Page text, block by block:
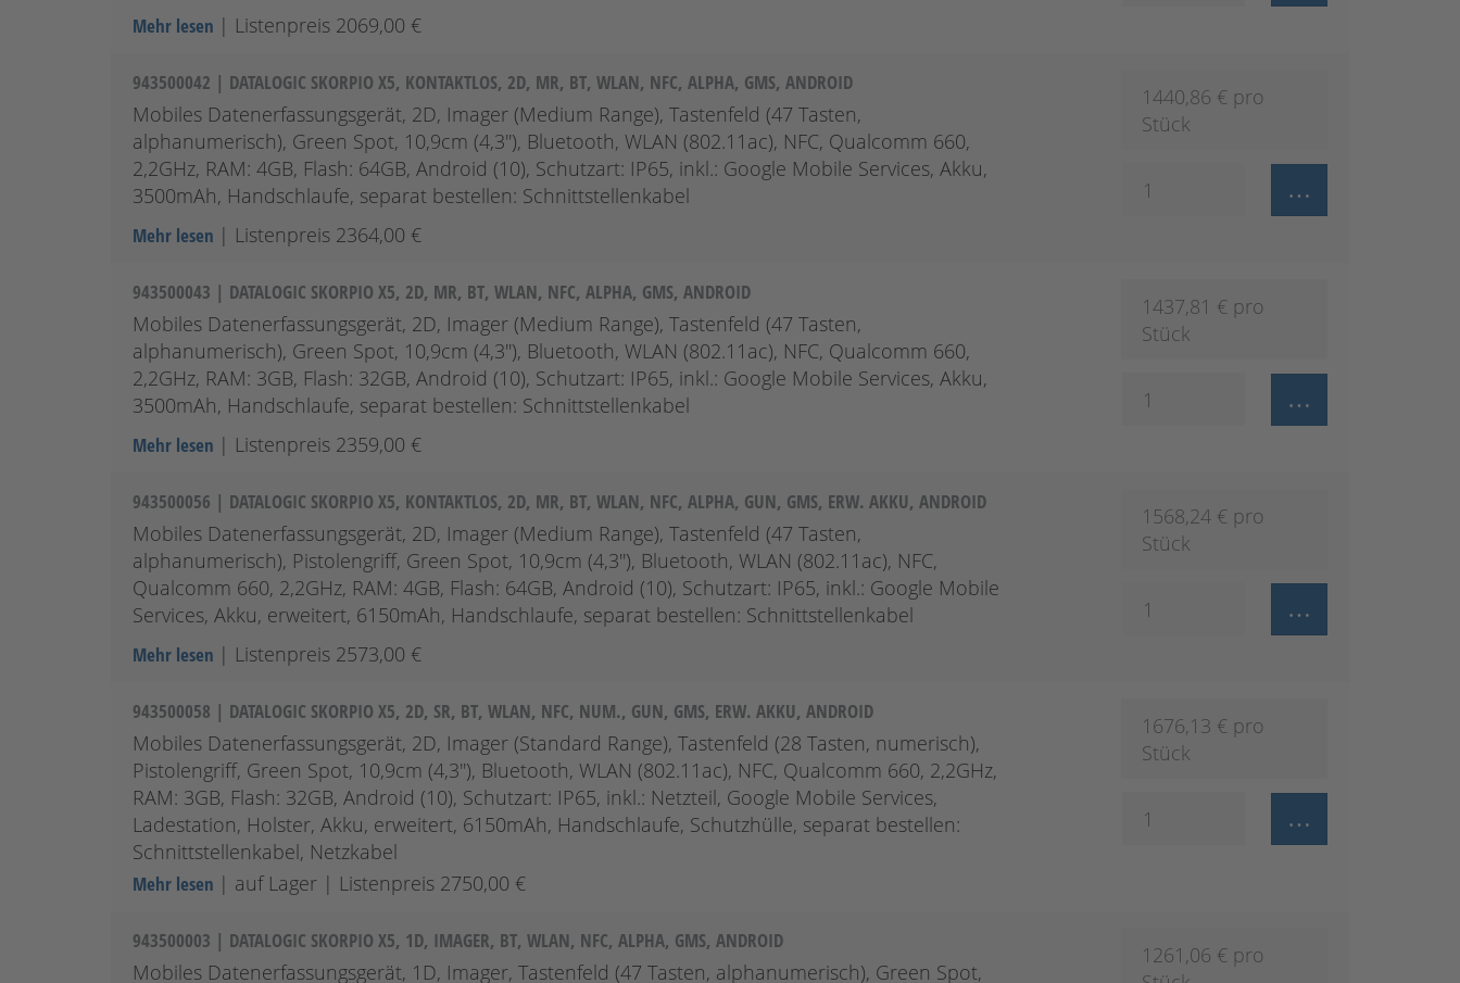
Mehr lesen | Listenpreis 2069,00 €
943500042 | DATALOGIC SKORPIO X5, KONTAKTLOS, 2D, MR, BT, WLAN, NFC, ALPHA, GMS, ANDROID
Mobiles Datenerfassungsgerät, 2D, Imager (Medium Range), Tastenfeld (47 Tasten,
alphanumerisch), Green Spot, 10,9cm (4,3''), Bluetooth, WLAN (802.11ac), NFC, Qualcomm 660,
2,2GHz, RAM: 4GB, Flash: 64GB, Android (10), Schutzart: IP65, inkl.: Google Mobile Services, Akku,
3500mAh, Handschlaufe, separat bestellen: Schnittstellenkabel
1440,86 € pro
Stück
Mehr lesen | Listenpreis 2364,00 €
943500043 | DATALOGIC SKORPIO X5, 2D, MR, BT, WLAN, NFC, ALPHA, GMS, ANDROID
Mobiles Datenerfassungsgerät, 2D, Imager (Medium Range), Tastenfeld (47 Tasten,
alphanumerisch), Green Spot, 10,9cm (4,3''), Bluetooth, WLAN (802.11ac), NFC, Qualcomm 660,
2,2GHz, RAM: 3GB, Flash: 32GB, Android (10), Schutzart: IP65, inkl.: Google Mobile Services, Akku,
3500mAh, Handschlaufe, separat bestellen: Schnittstellenkabel
1437,81 € pro
Stück
Mehr lesen | Listenpreis 2359,00 €
943500056 | DATALOGIC SKORPIO X5, KONTAKTLOS, 2D, MR, BT, WLAN, NFC, ALPHA, GUN, GMS, ERW. AKKU, ANDROID
Mobiles Datenerfassungsgerät, 2D, Imager (Medium Range), Tastenfeld (47 Tasten,
alphanumerisch), Pistolengriff, Green Spot, 10,9cm (4,3''), Bluetooth, WLAN (802.11ac), NFC,
Qualcomm 660, 2,2GHz, RAM: 4GB, Flash: 64GB, Android (10), Schutzart: IP65, inkl.: Google Mobile
Services, Akku, erweitert, 6150mAh, Handschlaufe, separat bestellen: Schnittstellenkabel
1568,24 € pro
Stück
Mehr lesen | Listenpreis 2573,00 €
943500058 | DATALOGIC SKORPIO X5, 2D, SR, BT, WLAN, NFC, NUM., GUN, GMS, ERW. AKKU, ANDROID
Mobiles Datenerfassungsgerät, 2D, Imager (Standard Range), Tastenfeld (28 Tasten, numerisch),
Pistolengriff, Green Spot, 10,9cm (4,3''), Bluetooth, WLAN (802.11ac), NFC, Qualcomm 660, 2,2GHz,
RAM: 3GB, Flash: 32GB, Android (10), Schutzart: IP65, inkl.: Netzteil, Google Mobile Services,
Ladestation, Holster, Akku, erweitert, 6150mAh, Handschlaufe, Schutzhülle, separat bestellen:
Schnittstellenkabel, Netzkabel
1676,13 € pro
Stück
Mehr lesen | auf Lager | Listenpreis 2750,00 €
943500003 | DATALOGIC SKORPIO X5, 1D, IMAGER, BT, WLAN, NFC, ALPHA, GMS, ANDROID
Mobiles Datenerfassungsgerät, 1D, Imager, Tastenfeld (47 Tasten, alphanumerisch), Green Spot,
1261,06 € pro